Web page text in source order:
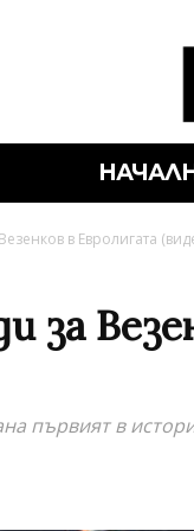
в Евролигата
за
първият в